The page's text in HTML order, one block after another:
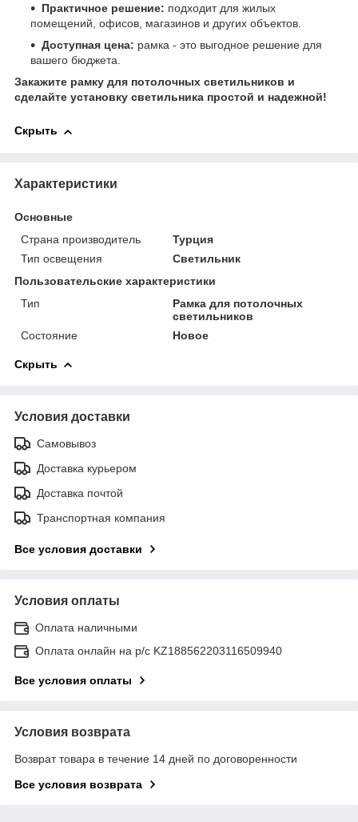
Практичное решение: подходит для жилых
помещений, офисов, магазинов и других объектов.
Доступная цена: рамка - это выгодное решение для
вашего бюджета.
Закажите рамку для потолочных светильников и
сделайте установку светильника простой и надежной!
Скрыть
Характеристики
Основные
Страна производитель
Турция
Тип освещения
Светильник
Пользовательские характеристики
Тип
Рамка для потолочных
светильников
Состояние
Новое
Скрыть
Условия доставки
Самовывоз
Доставка курьером
Доставка почтой
Транспортная компания
Все условия доставки
Условия оплаты
Оплата наличными
Оплата онлайн на р/с KZ188562203116509940
Все условия оплаты
Условия возврата
Возврат товара в течение 14 дней по договоренности
Все условия возврата